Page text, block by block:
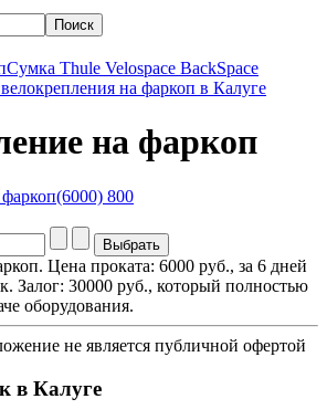
Сумка Thule Velospace BackSpace
на фаркоп в Калуге
на фаркоп
Цена проката: 6000 руб., за 6 дней
Залог: 30000 руб., который полностью
оборудования.
не является публичной офертой
в Калуге